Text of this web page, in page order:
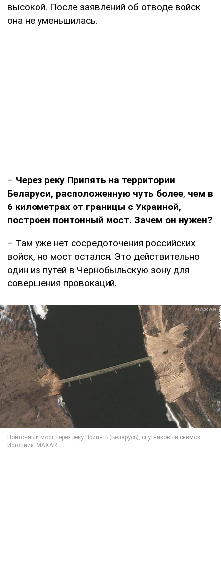
высокой. После заявлений об отводе войск
она не уменьшилась.
– Через реку Припять на территории
Беларуси, расположенную чуть более, чем в
6 километрах от границы с Украиной,
построен понтонный мост. Зачем он нужен?
– Там уже нет сосредоточения российских
войск, но мост остался. Это действительно
один из путей в Чернобыльскую зону для
совершения провокаций.